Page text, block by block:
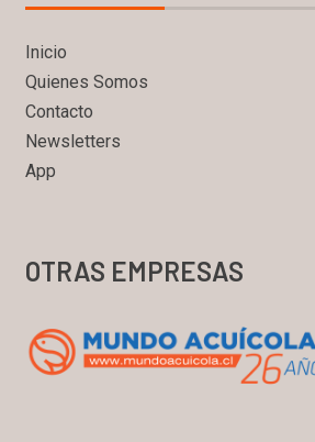
Inicio
Quienes Somos
Contacto
Newsletters
App
OTRAS EMPRESAS